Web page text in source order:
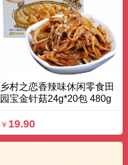
乡村之恋香辣味休闲零食田
园宝金针菇24g*20包 480g
￥ 19.90